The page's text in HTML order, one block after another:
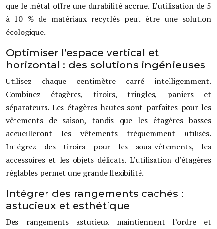
que le métal offre une durabilité accrue. L’utilisation de 5
à 10 % de matériaux recyclés peut être une solution
écologique.
Optimiser l’espace vertical et
horizontal : des solutions ingénieuses
Utilisez chaque centimètre carré intelligemment.
Combinez étagères, tiroirs, tringles, paniers et
séparateurs. Les étagères hautes sont parfaites pour les
vêtements de saison, tandis que les étagères basses
accueilleront les vêtements fréquemment utilisés.
Intégrez des tiroirs pour les sous-vêtements, les
accessoires et les objets délicats. L’utilisation d’étagères
réglables permet une grande flexibilité.
Intégrer des rangements cachés :
astucieux et esthétique
Des rangements astucieux maintiennent l’ordre et